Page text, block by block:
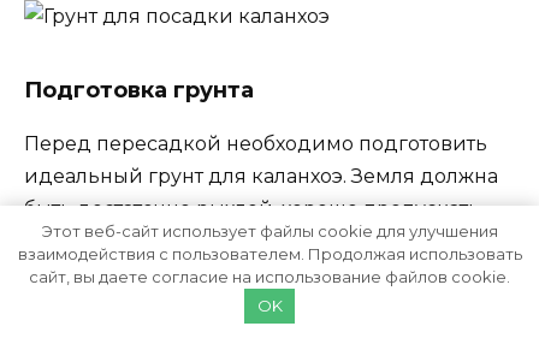
Подготовка грунта
Перед пересадкой необходимо подготовить
идеальный грунт для каланхоэ. Земля должна
быть достаточно рыхлой, хорошо пропускать
воздух и воду. Идеальная почва для каланхоэ
— нейтральная или слабокислая.
Этот веб-сайт использует файлы cookie для улучшения
взаимодействия с пользователем. Продолжая использовать
сайт, вы даете согласие на использование файлов cookie.
OK